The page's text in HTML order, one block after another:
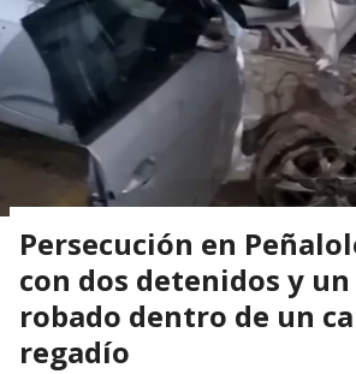
Persecución en
con dos detenidos y
robado dentro de un
regadío